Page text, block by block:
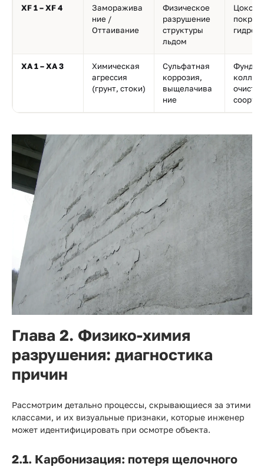
XF 1 – XF 4
Заморажива
ние /
Оттаивание
Физическое
разрушение
структуры
льдом
XA 1 – XA 3
Химическая
агрессия
(грунт, стоки)
Сульфатная
коррозия,
выщелачива
ние
Глава 2. Физико-химия
разрушения: диагностика
причин
Рассмотрим детально процессы, скрывающиеся за этими
классами, и их визуальные признаки, которые инженер
может идентифицировать при осмотре объекта.
2.1. Карбонизация: потеря щелочного